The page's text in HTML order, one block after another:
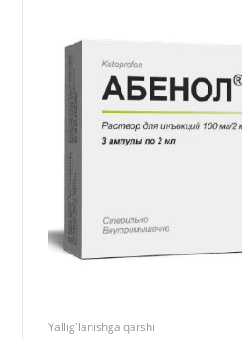
Yallig'lanishga qarshi